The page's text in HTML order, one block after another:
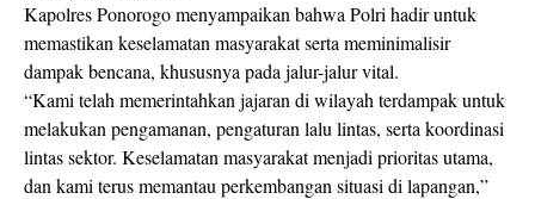
Kapolres Ponorogo menyampaikan bahwa Polri hadir untuk
memastikan keselamatan masyarakat serta meminimalisir
dampak bencana, khususnya pada jalur-jalur vital.
“Kami telah memerintahkan jajaran di wilayah terdampak untuk
melakukan pengamanan, pengaturan lalu lintas, serta koordinasi
lintas sektor. Keselamatan masyarakat menjadi prioritas utama,
dan kami terus memantau perkembangan situasi di lapangan,”